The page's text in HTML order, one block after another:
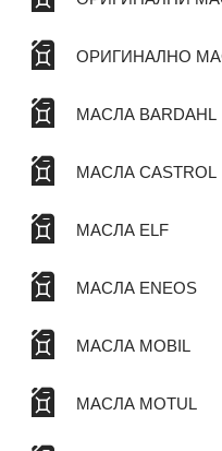
ОРИГИНАЛНО
МАСЛА BARDAHL
МАСЛА CASTROL
МАСЛА ELF
МАСЛА ENEOS
МАСЛА MOBIL
МАСЛА MOTUL